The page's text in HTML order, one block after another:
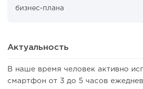
бизнес-плана
Актуальность
В наше время человек активно
смартфон от 3 до 5 часов